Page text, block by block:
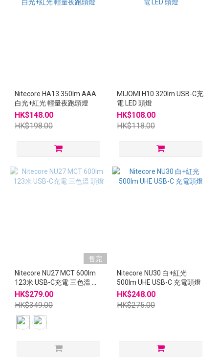
Nitecore HA13 350lm AAA
白光+紅光 輕量夜跑頭燈
HK$148.00
HK$198.00
MIJOMI H10 320lm USB-C充
電 LED 頭燈
HK$108.00
HK$118.00
售完
Nitecore NU27 MCT 600lm
123米 USB-C充電 三色溫 頭
燈
HK$279.00
HK$349.00
Nitecore NU30 白+紅光
500lm UHE USB-C 充電頭燈
HK$248.00
HK$275.00